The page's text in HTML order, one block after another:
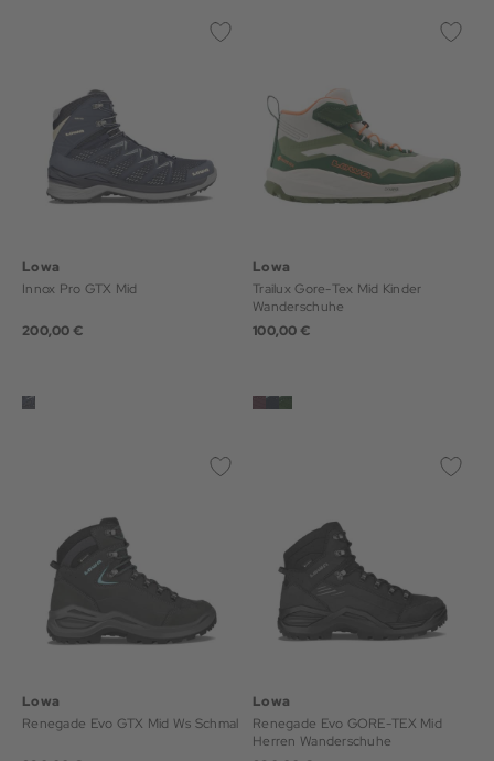
Lowa
Innox Pro GTX Mid
200,00 €
Lowa
Trailux Gore-Tex Mid Kinder
Wanderschuhe
100,00 €
Lowa
Renegade Evo GTX Mid Ws Schmal
Lowa
Renegade Evo GORE-TEX Mid
Herren Wanderschuhe